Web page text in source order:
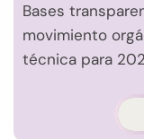
Bases
movimiento
técnica para